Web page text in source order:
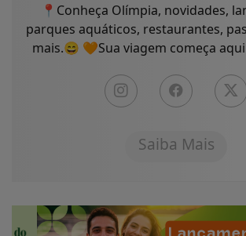
📍Conheça Olímpia, novidades,
parques aquáticos, restaurantes,
mais.😄 🧡Sua viagem começa
Saiba Mais